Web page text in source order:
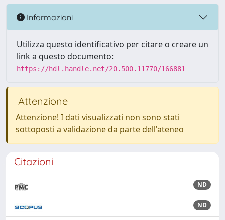
Informazioni
Utilizza questo identificativo per citare o creare un
link a questo documento:
https://hdl.handle.net/20.500.11770/166881
Attenzione
Attenzione! I dati visualizzati non sono stati
sottoposti a validazione da parte dell'ateneo
Citazioni
ND
ND